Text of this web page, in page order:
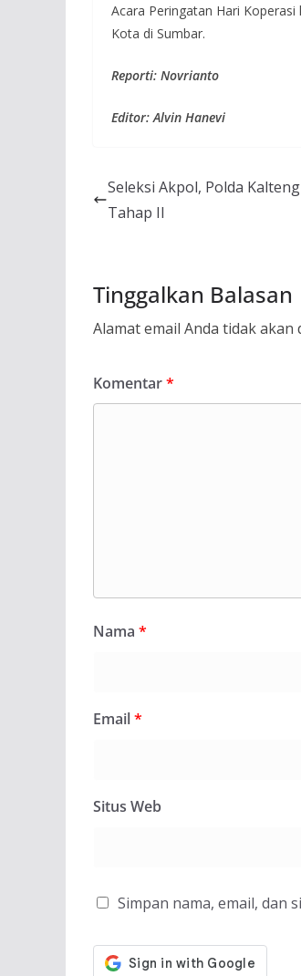
Acara Peringatan Hari
Kota di Sumbar.
Reporti: Novrianto
Editor: Alvin Hanevi
Seleksi Akpol, Polda
Tahap II
Tinggalkan Balasan
Alamat email Anda tidak akan
Komentar*
Nama *
Email*
Situs Web
Simpan nama, email, dan